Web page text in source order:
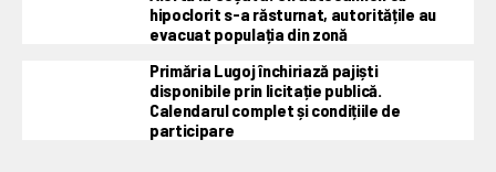
hipoclorit s-a răsturnat, autoritățile au
evacuat populația din zonă
Primăria Lugoj închiriază pajiști
disponibile prin licitație publică.
Calendarul complet și condițiile de
participare